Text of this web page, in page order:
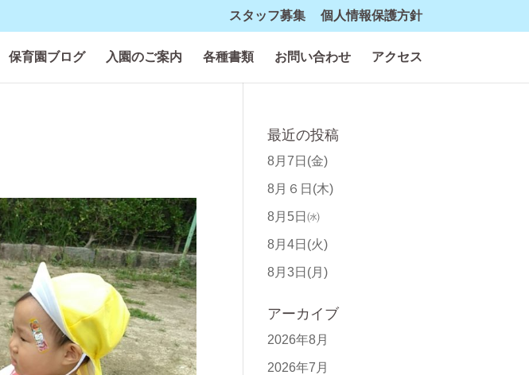
スタッフ募集 個人情報保護方針
保育園ブログ 入園のご案内 各種書類 お問い合わせ アクセス
最近の投稿
8月7日(金)
8月６日(木)
8月5日㈬
8月4日(火)
8月3日(月)
アーカイブ
2026年8月
2026年7月